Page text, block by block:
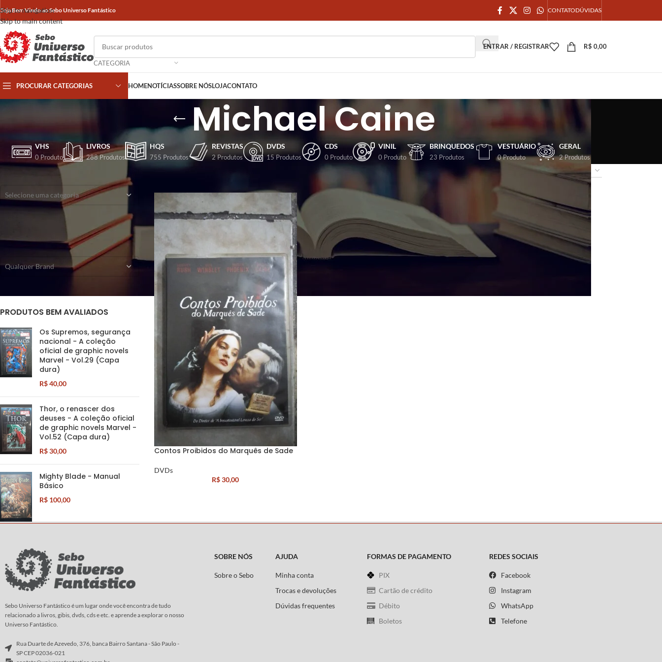
Skip to navigation
Skip to main content
Seja Bem Vindo ao Sebo Universo Fantástico CONTATODÚVIDAS
CATEGORIA
ENTRAR / REGISTRAR R$ 0,00
PROCURAR CATEGORIAS HOMENOTÍCIASSOBRE NÓSLOJACONTATO
Michael Caine
VHS
0 Produto
LIVROS
288 Produtos
HQS
755 Produtos
REVISTAS
2 Produtos
DVDS
15 Produtos
CDS
0 Produto
VINIL
0 Produto
BRINQUEDOS
23 Produtos
VESTUÁRIO
0 Produto
GERAL
2 Produtos
CATEGORIAS
Selecione uma categoria
FILTRAR POR EDITORA
Qualquer Brand
PRODUTOS BEM AVALIADOS
Os Supremos, segurança
nacional - A coleção
oficial de graphic novels
Marvel - Vol.29 (Capa
dura)
R$40,00
Thor, o renascer dos
deuses - A coleção oficial
de graphic novels Marvel -
Vol.52 (Capa dura)
R$30,00
Mighty Blade - Manual
Básico
R$ 100,00
Início/Produtos marcados com a tag “Michael Caine” 18 24
Contos Proibidos do Marquês de Sade
DVDs
R$30,00
Sebo Universo Fantástico é um lugar onde você encontra de tudo
relacionado a livros, gibis, dvds, cds e etc. e aprende a explorar o nosso
Universo Fantástico.
Rua Duarte de Azevedo, 376, banca Bairro Santana - São Paulo -
SP CEP 02036-021
SOBRE NÓS
Sobre o Sebo
AJUDA
Minha conta
Trocas e devoluções
Dúvidas frequentes
FORMAS DE PAGAMENTO
PIX
Cartão de crédito
Débito
Boletos
REDES SOCIAIS
Facebook
Instagram
WhatsApp
Telefone